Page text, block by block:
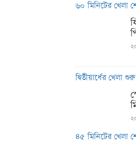
৬০ মিনিটের খেলা
দ্বিতীয়ার্ধের খেলা
৪৫ মিনিটের খেলা